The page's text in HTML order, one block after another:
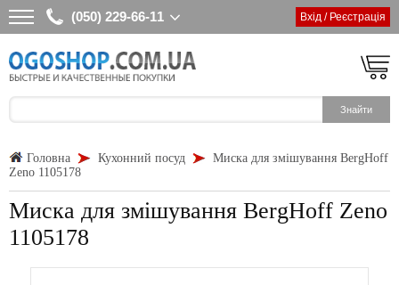
(050) 229-66-11 Вхід / Реєстрація
Головна Кухонний посуд
Миска для змішування BergHoff
Zeno 1105178
Миска для змішування BergHoff Zeno
1105178